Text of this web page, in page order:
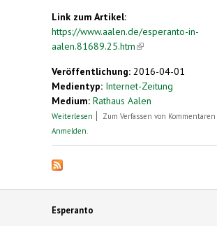
Link zum Artikel:
https://www.aalen.de/esperanto-in-
aalen.81689.25.htm(link is external)
Veröffentlichung: 2016-04-01
Medientyp: Internet-Zeitung
Medium: Rathaus Aalen
Weiterlesen über Der Esperanto-Landesverband
Zum Verfassen von
Anmelden
Esperanto